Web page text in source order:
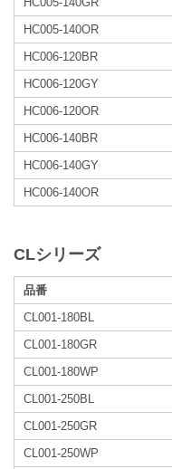
HC005-140OR
HC006-120BR
HC006-120GY
HC006-120OR
HC006-140BR
HC006-140GY
HC006-140OR
CLシリーズ
品番
CL001-180BL
CL001-180GR
CL001-180WP
CL001-250BL
CL001-250GR
CL001-250WP